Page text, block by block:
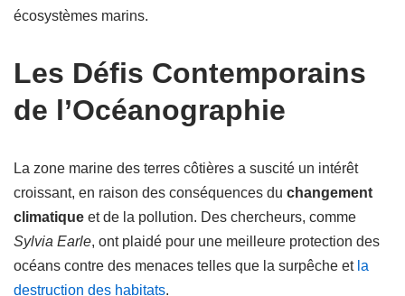
écosystèmes marins.
Les Défis Contemporains
de l’Océanographie
La zone marine des terres côtières a suscité un intérêt
croissant, en raison des conséquences du changement
climatique et de la pollution. Des chercheurs, comme
Sylvia Earle, ont plaidé pour une meilleure protection des
océans contre des menaces telles que la surpêche et la
destruction des habitats.